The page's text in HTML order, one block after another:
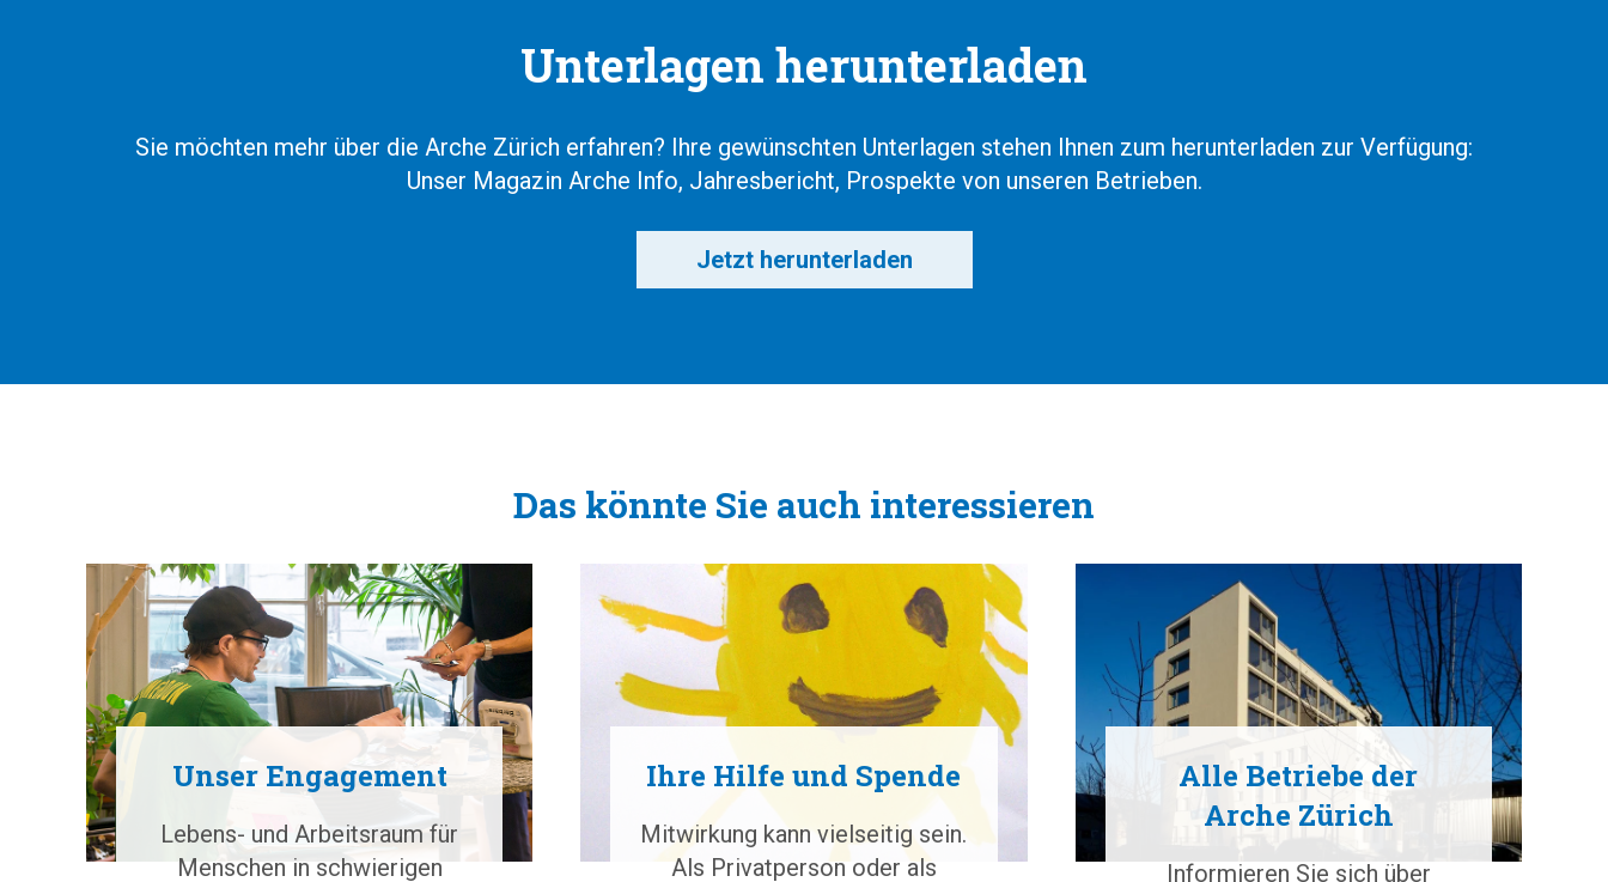
Unterlagen herunterladen
Sie möchten mehr über die Arche Zürich erfahren? Ihre gewünschten Unterlagen stehen Ihnen zum herunterladen zur Verfügung:
Unser Magazin Arche Info, Jahresbericht, Prospekte von unseren Betrieben.
Jetzt herunterladen
Das könnte Sie auch interessieren
Unser Engagement
Lebens- und Arbeitsraum für
Menschen in schwierigen
Ihre Hilfe und Spende
Mitwirkung kann vielseitig sein.
Als Privatperson oder als
Alle Betriebe der
Arche Zürich
Informieren Sie sich über